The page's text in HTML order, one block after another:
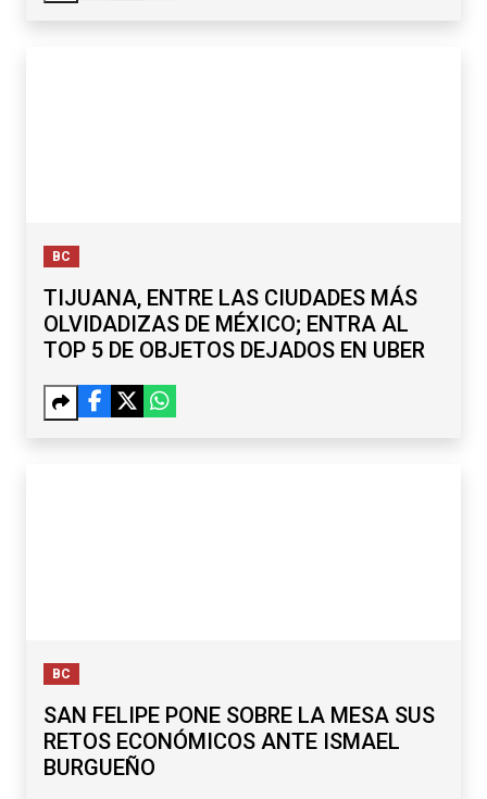
BC
TIJUANA, ENTRE LAS CIUDADES MÁS
OLVIDADIZAS DE MÉXICO; ENTRA AL
TOP 5 DE OBJETOS DEJADOS EN UBER
BC
SAN FELIPE PONE SOBRE LA MESA SUS
RETOS ECONÓMICOS ANTE ISMAEL
BURGUEÑO